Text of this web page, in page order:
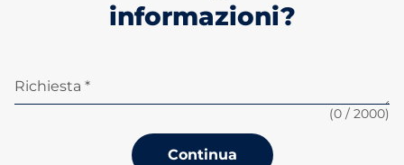
informazioni?
Richiesta *
(0 / 2000)
Continua